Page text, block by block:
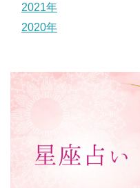
2021年
2020年